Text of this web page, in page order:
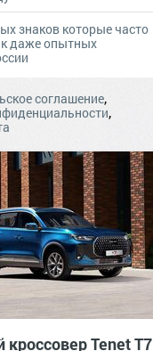
знаков которые часто
даже опытных
соглашение,
,
кроссовер Tenet T7